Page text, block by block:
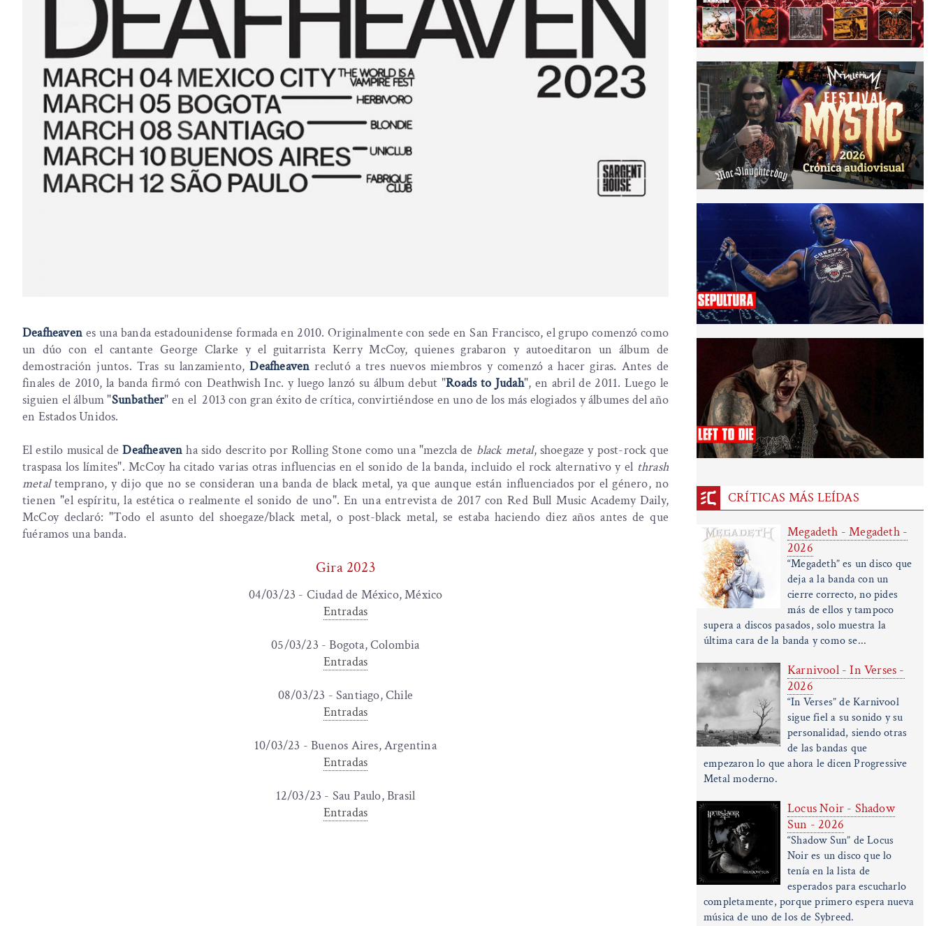
Deafheaven es una banda estadounidense formada en 2010. Originalmente con sede en San Francisco, el grupo comenzó como
un dúo con el cantante George Clarke y el guitarrista Kerry McCoy, quienes grabaron y autoeditaron un álbum de
demostración juntos. Tras su lanzamiento,Deafheaven reclutó a tres nuevos miembros y comenzó a hacer giras. Antes de
finales de 2010, la banda firmó con Deathwish Inc. y luego lanzó su álbum debut "Roads to Judah", en abril de 2011. Luego le
siguien el álbum "Sunbather" en el 2013 con gran éxito de crítica, convirtiéndose en uno de los más elogiados y álbumes del año
en Estados Unidos.
El estilo musical deDeafheaven ha sido descrito por Rolling Stone como una "mezcla de black metal, shoegaze y post-rock que
traspasa los límites". McCoy ha citado varias otras influencias en el sonido de la banda, incluido el rock alternativo y el thrash
metaltemprano, y dijo que no se consideran una banda de black metal, ya que aunque están influenciados por el género, no
tienen "el espíritu, la estética o realmente el sonido de uno". En una entrevista de 2017 con Red Bull Music Academy Daily,
McCoy declaró: "Todo el asunto del shoegaze/black metal, o post-black metal, se estaba haciendo diez años antes de que
fuéramos una banda.
Gira 2023
04/03/23 - Ciudad de México, México
Entradas
05/03/23 - Bogota, Colombia
Entradas
08/03/23 - Santiago, Chile
Entradas
10/03/23 - Buenos Aires, Argentina
Entradas
12/03/23 - Sau Paulo, Brasil
Entradas
CRÍTICAS MÁS LEÍDAS
Megadeth - Megadeth -
2026
“Megadeth” es un disco que
deja a la banda con un
cierre correcto, no pides
más de ellos y tampoco
supera a discos pasados, solo muestra la
última cara de la banda y como se...
Karnivool - In Verses -
2026
“In Verses” de Karnivool
sigue fiel a su sonido y su
personalidad, siendo otras
de las bandas que
empezaron lo que ahora le dicen Progressive
Metal moderno.
Locus Noir - Shadow
Sun - 2026
“Shadow Sun” de Locus
Noir es un disco que lo
tenía en la lista de
esperados para escucharlo
completamente, porque primero espera nueva
música de uno de los de Sybreed.